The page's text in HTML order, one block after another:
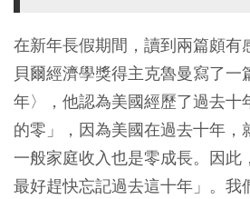
在新年長假期間，讀到兩篇頗有
貝爾經濟學獎得主克魯曼寫了一
年〉，他認為美國經歷了過去十
的零」，因為美國在過去十年，
一般家庭收入也是零成長。因此
最好趕快忘記過去這十年」。我